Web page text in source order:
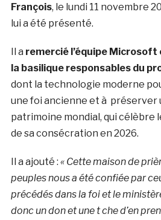
François, le lundi 11 novembre
lui a été présenté.
Il a remercié l’équipe
la basilique responsables du
dont la technologie moderne
une foi ancienne et à préserver
patrimoine mondial, qui célèbre
de sa consécration en 2026.
Il a ajouté : « Cette maison de
peuples nous a été confiée par
précédés dans la foi et le
donc un don et une t che d’en